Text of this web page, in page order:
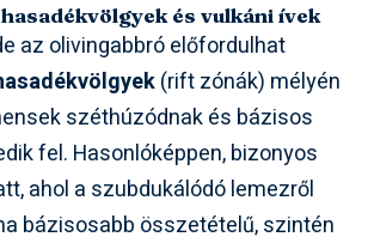
és vulkáni ívek
az olivingabbró előfordulhat
(rift zónák) mélyén
széthúzódnak és bázisos
fel. Hasonlóképpen, bizonyos
ahol a szubdukálódó lemezről
bázisosabb összetételű, szintén